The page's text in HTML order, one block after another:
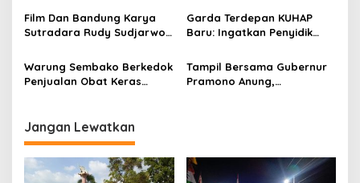
Diding Boneng
Pengurus Baru, Fokus
Konsolidasi Jelang
Musancab 13 September
Film Dan Bandung Karya
Sutradara Rudy Sudjarwo:
Secara Luas Mulai 20
Agustus 2026
Garda Terdepan KUHAP
Baru: Ingatkan Penyidik
Bersalah
Warung Sembako Berkedok
Penjualan Obat Keras
Tampil Bersama Gubernur
Pramono Anung,
Jangan Lewatkan